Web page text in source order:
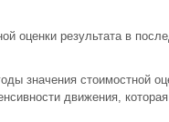
оценки результата в
значения стоимостной
движения,